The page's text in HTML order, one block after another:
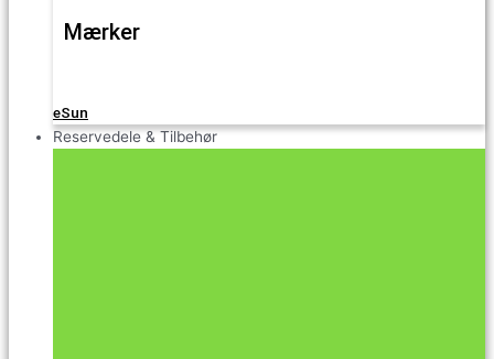
Mærker
eSun
Reservedele & Tilbehør